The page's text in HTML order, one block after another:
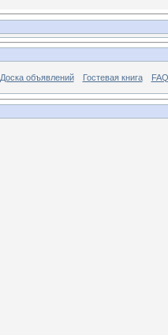
Доска объявлений Гостевая книга